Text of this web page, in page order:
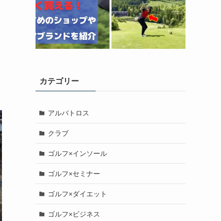
カテゴリー
アルバトロス
クラブ
ゴルフ×インソール
ゴルフ×セミナー
ゴルフ×ダイエット
ゴルフ×ビジネス